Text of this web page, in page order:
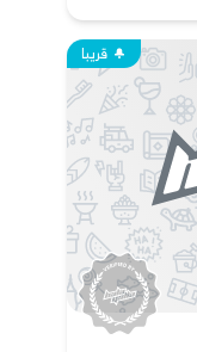
قريبا